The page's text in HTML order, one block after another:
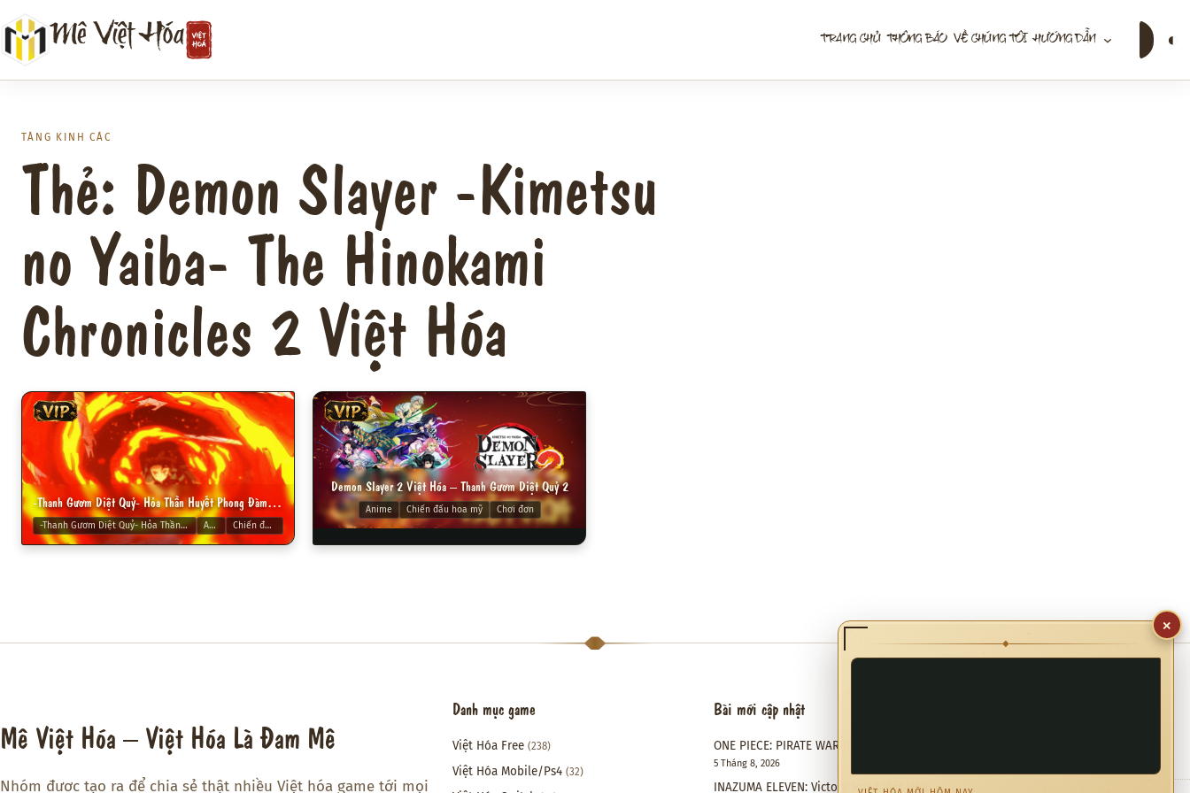
đến
phần
nội
Mê Việt Hóa TRANG CHỦ THÔNG BÁO VỀ CHÚNG TÔI HƯỚNG DẪN
kiếm
◐
TÀNG KINH CÁC
Thẻ: Demon Slayer -Kimetsu
no Yaiba- The Hinokami
Chronicles 2 Việt Hóa
VIP
-Thanh Gươm Diệt Quỷ- Hỏa Thần Huyết Phong Đàm 2 Việt Hóa
-Thanh Gươm Diệt Quỷ- Hỏa Thần Huyết Phong Đàm 2 Việt Hóa Anime Chiến đấu hoa mỹ
VIP
Demon Slayer 2 Việt Hóa – Thanh Gươm Diệt Quỷ 2
Anime Chiến đấu hoa mỹ Chơi đơn
Mê Việt Hóa – Việt Hóa Là Đam Mê
Nhóm được tạo ra để chia sẻ thật nhiều Việt hóa game tới mọi
Danh mục game
Việt Hóa Free (238)
Việt Hóa Mobile/Ps4 (32)
Bài mới cập nhật
ONE PIECE: PIRATE WARRIORS 4 Việt Hóa
5 Tháng 8, 2026
INAZUMA ELEVEN: Victory Road Việt Hóa
×
◆